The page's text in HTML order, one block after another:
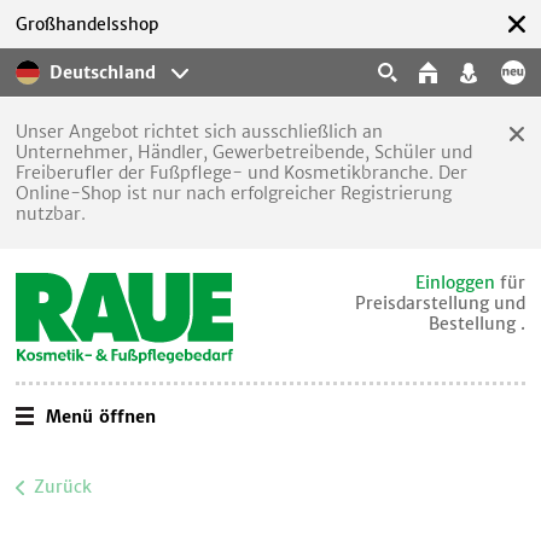
Deutschland
Großhandelsshop
Unser Angebot richtet sich ausschließlich an
Unternehmer, Händler, Gewerbetreibende, Schüler und
Freiberufler der Fußpflege- und Kosmetikbranche. Der
Online-Shop ist nur nach erfolgreicher Registrierung
nutzbar.
Einloggen für
Preisdarstellung und
Bestellung .
Menü öffnen
Zurück